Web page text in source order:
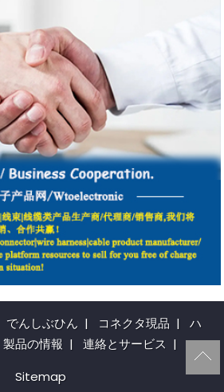
でんしぶひん | コネクタ現品 |
ハ
製品の情報 | 連絡とサービス |
Sitemap